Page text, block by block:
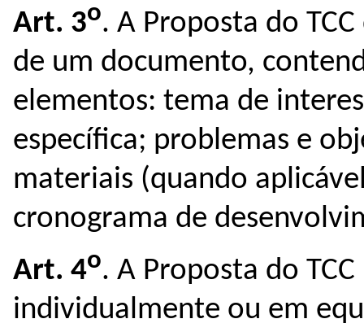
Art. 3o. A Proposta do
de um documento,
elementos: tema de
específica; problemas e
materiais (quando
cronograma de
Art. 4o. A Proposta do
individualmente ou em